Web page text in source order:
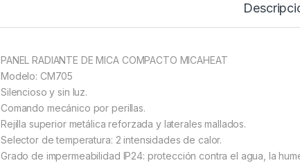
PANEL RADIANTE DE MICA COMPACTO MICAHEAT
Modelo: CM705
Silencioso y sin luz.
Comando mecánico por perillas.
Rejilla superior metálica reforzada y laterales mallados.
Selector de temperatura: 2 intensidades de calor.
Grado de impermeabilidad IP24: protección contra el agua, la